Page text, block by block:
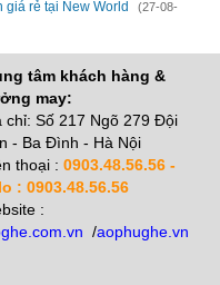
giá rẻ tại New World
(27-08-
tâm khách hàng &
may:
chỉ: Số 217 Ngõ 279 Đội
- Ba Đình - Hà Nội
thoại : 0903.48.56.56 -
: 0903.48.56.56
:
/aophughe.vn